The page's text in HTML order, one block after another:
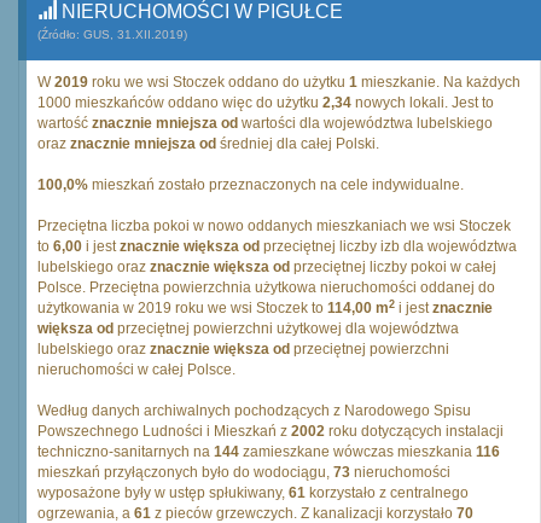
NIERUCHOMOŚCI W PIGUŁCE
(Źródło: GUS, 31.XII.2019)
W2019 roku we wsi Stoczek oddano do użytku 1 mieszkanie. Na każdych
1000 mieszkańców oddano więc do użytku 2,34 nowych lokali. Jest to
wartość znacznie mniejsza od wartości dla województwa lubelskiego
oraz znacznie mniejsza od średniej dla całej Polski.
100,0% mieszkań zostało przeznaczonych na cele indywidualne.
Przeciętna liczba pokoi w nowo oddanych mieszkaniach we wsi Stoczek
to 6,00 i jestznacznie większa od przeciętnej liczby izb dla województwa
lubelskiego oraz znacznie większa od przeciętnej liczby pokoi w całej
Polsce. Przeciętna powierzchnia użytkowa nieruchomości oddanej do
użytkowania w 2019 roku we wsi Stoczek to 114,00 m2 i jestznacznie
większa od przeciętnej powierzchni użytkowej dla województwa
lubelskiego oraz znacznie większa od przeciętnej powierzchni
nieruchomości w całej Polsce.
Według danych archiwalnych pochodzących z Narodowego Spisu
Powszechnego Ludności i Mieszkań z 2002 roku dotyczących instalacji
techniczno-sanitarnych na 144 zamieszkane wówczas mieszkania 116
mieszkań przyłączonych było do wodociągu, 73 nieruchomości
wyposażone były w ustęp spłukiwany, 61 korzystało z centralnego
ogrzewania, a 61 z pieców grzewczych. Z kanalizacji korzystało 70